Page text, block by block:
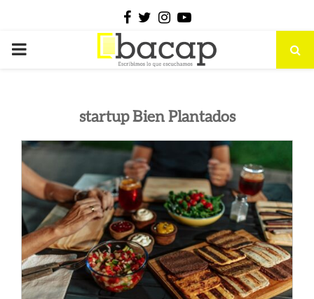
Facebook
Twitter
Instagram
Youtube
PRIMARY
startup Bien Plantados